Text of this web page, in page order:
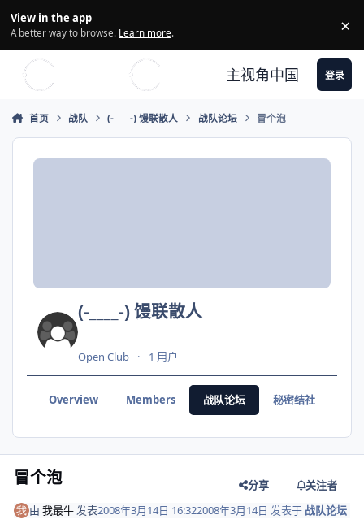
View in the app
A better way to browse. Learn more. ×
主视角中国 登录
首页 战队 (-____-) 馒联散人 战队论坛 冒个泡
(-____-) 馒联散人
Open Club 1 用户
Overview Members 战队论坛 秘密结社
冒个泡 分享
关注者
由我最牛 发表2008年3月14日 16:322008年3月14日 发表于 战队论坛